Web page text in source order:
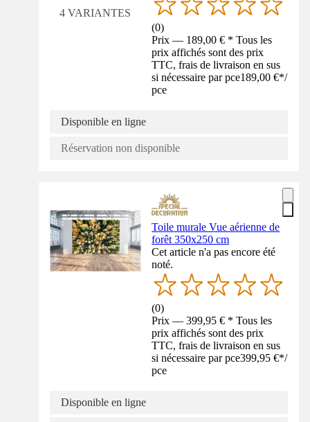
4 VARIANTES
(0)
Prix — 189,00 € * Tous les
prix affichés sont des prix
TTC, frais de livraison en sus
si nécessaire par pce189,00 €*/
pce
Disponible en ligne
Réservation non disponible
Toile murale Vue aérienne de
forêt 350x250 cm
Cet article n'a pas encore été
noté.
(0)
Prix — 399,95 € * Tous les
prix affichés sont des prix
TTC, frais de livraison en sus
si nécessaire par pce399,95 €*/
pce
Disponible en ligne